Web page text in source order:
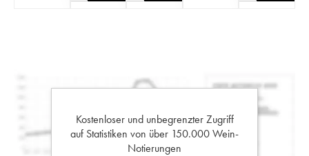
Kostenloser und unbegrenzter Zugriff
auf Statistiken von über 150.000 Wein-
Notierungen